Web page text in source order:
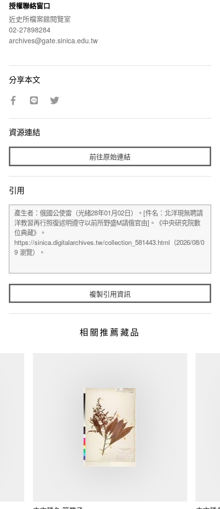
授權聯絡窗口
近史所檔案館閱覽室
02-27898284
archives@gate.sinica.edu.tw
分享本文
資源連結
前往原始連結
引用
複製引用資訊
相關推薦藏品